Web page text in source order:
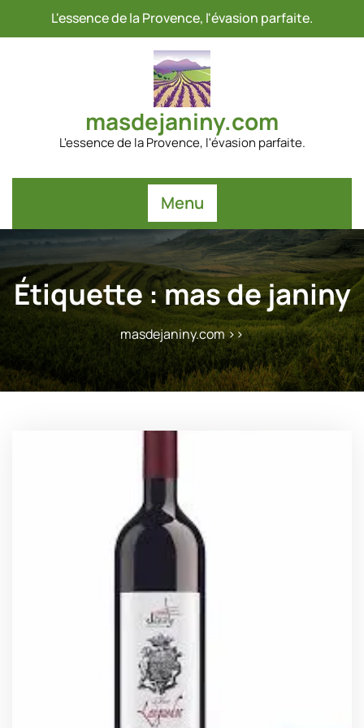
L'essence de la Provence, l'évasion parfaite.
masdejaniny.com
L'essence de la Provence, l'évasion parfaite.
Menu
Étiquette :mas de janiny
masdejaniny.com>>